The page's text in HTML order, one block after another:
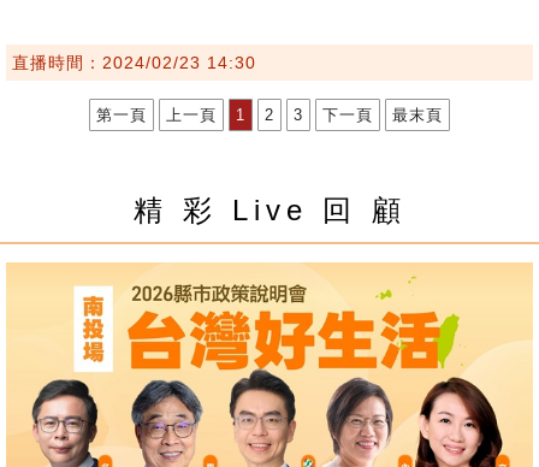
直播時間：2024/02/23 14:30
第一頁 上一頁 1 2 3 下一頁 最末頁
精 彩 Live 回 顧